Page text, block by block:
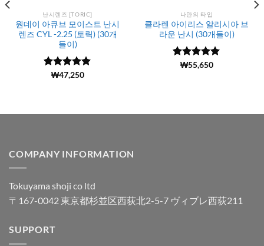
난시렌즈 [TORIC]
원데이 아큐브 모이스트 난시
렌즈 CYL -2.25 (토릭) (30개
들이)
5 중에서
(726)
₩47,250
나만의 타입
클라렌 아이리스 알리시아 브
라운 난시 (30개들이)
5 중에서
(188)
₩55,650
COMPANY INFORMATION
Tokuyama shoji co ltd
〒167-0042 東京都杉並区西荻北2-5-7 ヴィブレ西荻211
SUPPORT